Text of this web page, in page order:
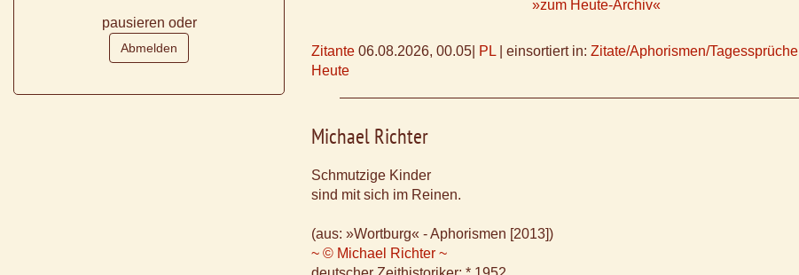
»zum Heute-Archiv«
Zitante 06.08.2026, 00.05 PL einsortiert in: Zitate/Aphorismen/Tagessprüche
Heute
Michael Richter
Schmutzige Kinder
sind mit sich im Reinen.
(aus: »Wortburg« - Aphorismen [2013])
~ © Michael Richter ~
pausieren oder